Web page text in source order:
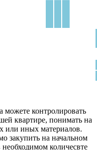
можете контролировать
квартире, понимать на
или иных материалов.
закупить на начальном
необходимом количесвте